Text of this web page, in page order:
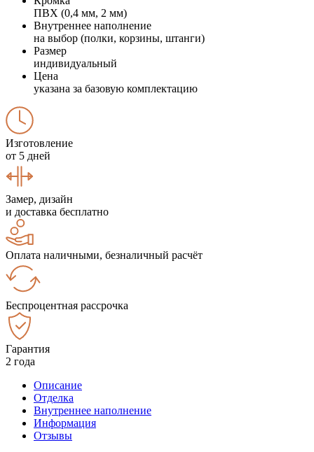
ПВХ (0,4 мм, 2 мм)
Внутреннее наполнение
на выбор (полки, корзины, штанги)
Размер
индивидуальный
Цена
указана за базовую комплектацию
Изготовление
от 5 дней
Замер, дизайн
и доставка бесплатно
Оплата наличными, безналичный расчёт
Беспроцентная рассрочка
Гарантия
2 года
Описание
Отделка
Внутреннее наполнение
Информация
Отзывы